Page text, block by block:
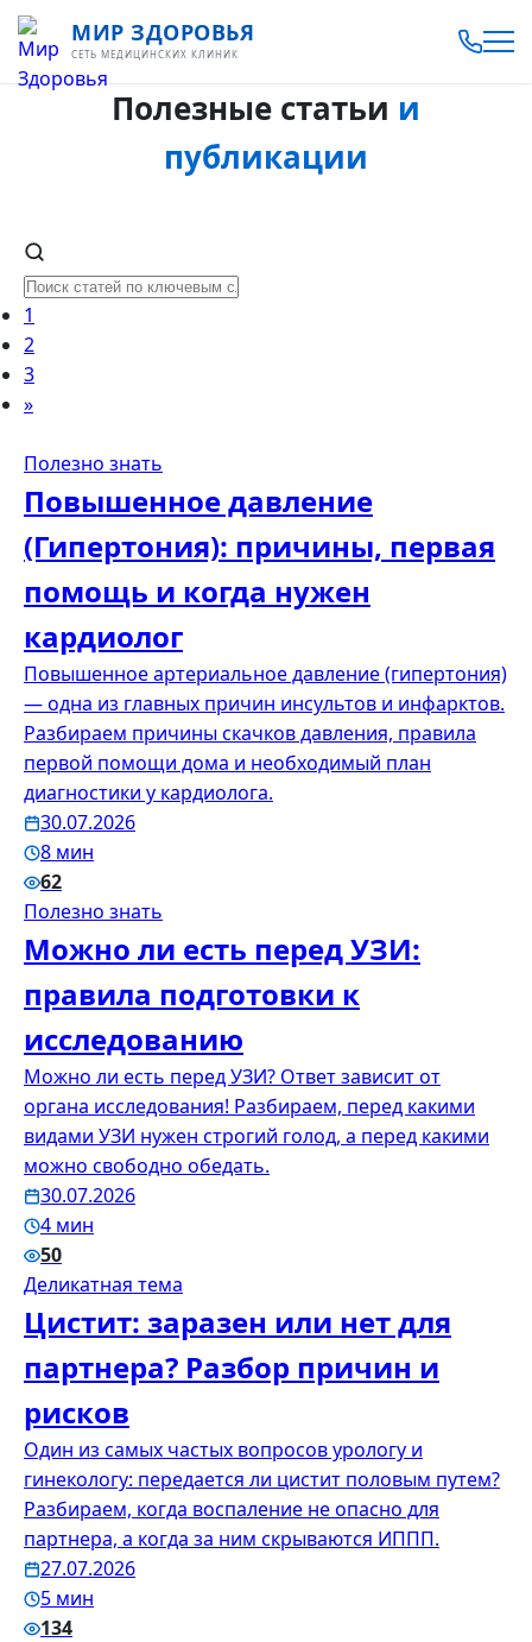
МИР ЗДОРОВЬЯ
СЕТЬ МЕДИЦИНСКИХ КЛИНИК
Полезные статьи и
публикации
1
2
3
»
Полезно знать
Повышенное давление
(Гипертония): причины, первая
помощь и когда нужен
кардиолог
Повышенное артериальное давление (гипертония)
— одна из главных причин инсультов и инфарктов.
Разбираем причины скачков давления, правила
первой помощи дома и необходимый план
диагностики у кардиолога.
30.07.2026
8 мин
62
Полезно знать
Можно ли есть перед УЗИ:
правила подготовки к
исследованию
Можно ли есть перед УЗИ? Ответ зависит от
органа исследования! Разбираем, перед какими
видами УЗИ нужен строгий голод, а перед какими
можно свободно обедать.
30.07.2026
4 мин
50
Деликатная тема
Цистит: заразен или нет для
партнера? Разбор причин и
рисков
Один из самых частых вопросов урологу и
гинекологу: передается ли цистит половым путем?
Разбираем, когда воспаление не опасно для
партнера, а когда за ним скрываются ИППП.
27.07.2026
5 мин
134